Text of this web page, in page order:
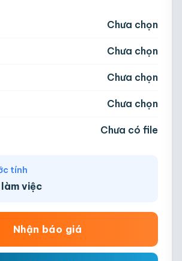
giấy đựng đồng hồ hà nội
hộp
PSD, PNG, JPG (tối đa 50MB)
Chưa chọn
Chưa chọn
Chưa chọn
Chưa chọn
Chưa có file
tính
việc
Nhận báo giá